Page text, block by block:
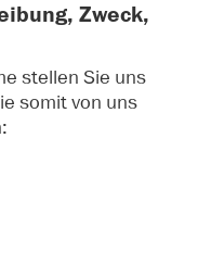
Zweck,
stellen Sie uns
somit von uns